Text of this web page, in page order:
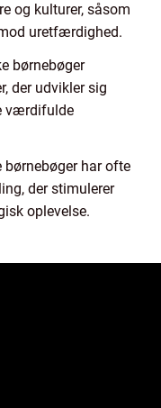
og kulturer, såsom
uretfærdighed.
børnebøger
der udvikler sig
værdifulde
har ofte
der stimulerer
oplevelse.